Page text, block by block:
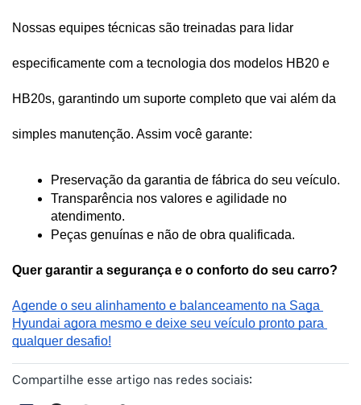
Nossas equipes técnicas são treinadas para lidar
especificamente com a tecnologia dos modelos HB20 e
HB20s, garantindo um suporte completo que vai além da
simples manutenção. Assim você garante:
Preservação da garantia de fábrica do seu veículo.
Transparência nos valores e agilidade no
atendimento.
Peças genuínas e não de obra qualificada.
Quer garantir a segurança e o conforto do seu carro?
Agende o seu alinhamento e balanceamento na Saga
Hyundai agora mesmo e deixe seu veículo pronto para
qualquer desafio!
Compartilhe esse artigo nas redes sociais: